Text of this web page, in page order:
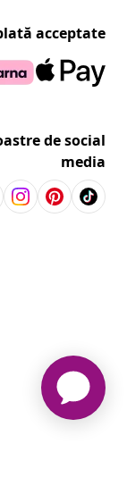
acceptate
de social
media